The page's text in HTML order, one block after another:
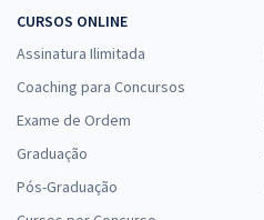
CURSOS ONLINE
Assinatura Ilimitada
Coaching para Concursos
Exame de Ordem
Graduação
Pós-Graduação